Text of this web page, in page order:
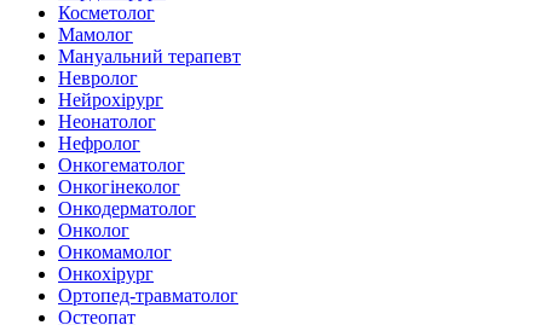
Косметолог
Мамолог
Мануальний терапевт
Невролог
Нейрохірург
Неонатолог
Нефролог
Онкогематолог
Онкогінеколог
Онкодерматолог
Онколог
Онкомамолог
Онкохірург
Ортопед-травматолог
Остеопат